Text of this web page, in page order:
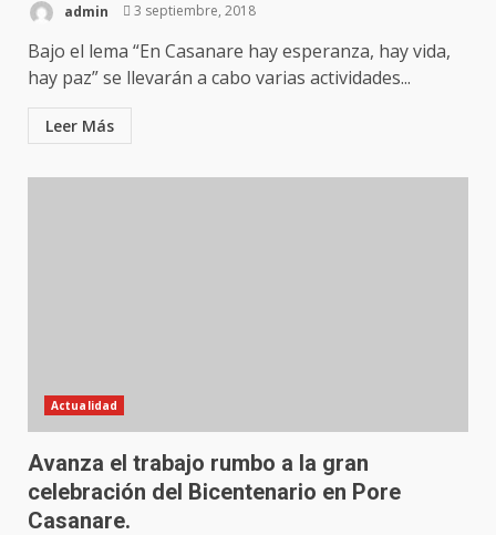
admin 3 septiembre, 2018
Bajo el lema “En Casanare hay esperanza, hay vida,
hay paz” se llevarán a cabo varias actividades...
Leer Más
Actualidad
Avanza el trabajo rumbo a la gran
celebración del Bicentenario en Pore
Casanare.